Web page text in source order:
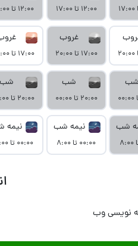
شب
شب
۱۲:۰۰ تا ۱۷:۰۰
غروب
۱۷:۰۰ تا ۲۰:۰۰
شب
۲۰:۰۰ تا ۰۰:۰۰
نیمه شب
۰۰:۰۰ تا ۸:۰۰
۱۲:۰۰ تا ۱۷:۰۰
۱۷:۰۰ تا ۲۰:۰۰
شب
۲۰:۰۰ تا ۰۰:۰۰
نیمه
۰۰:۰۰ تا ۸:۰۰
نویسی وب